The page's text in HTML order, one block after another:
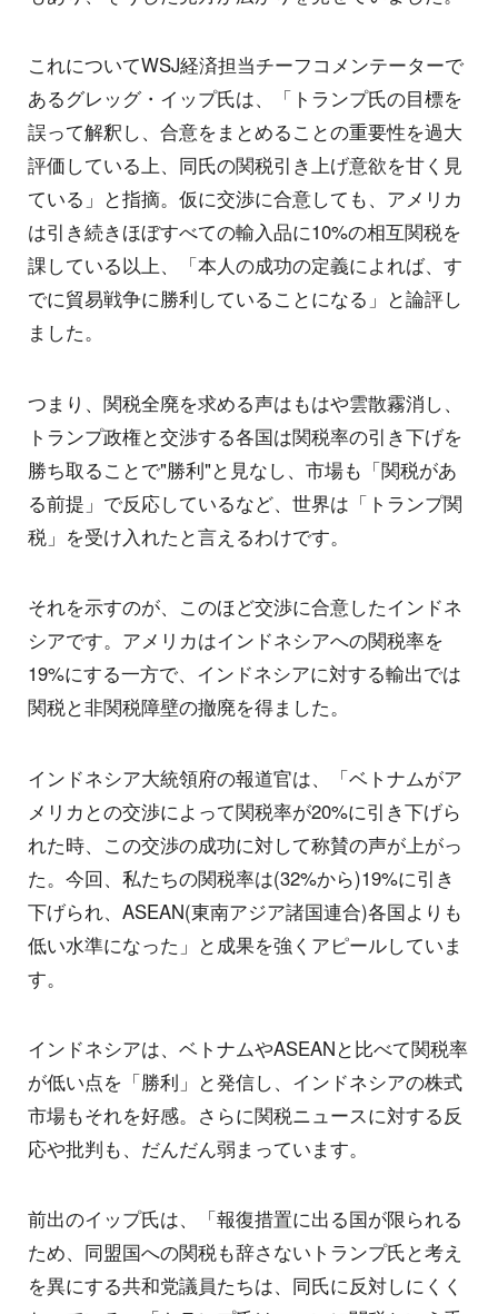
これについてWSJ経済担当チーフコメンテーターで
あるグレッグ・イップ氏は、「トランプ氏の目標を
誤って解釈し、合意をまとめることの重要性を過大
評価している上、同氏の関税引き上げ意欲を甘く見
ている」と指摘。仮に交渉に合意しても、アメリカ
は引き続きほぼすべての輸入品に10%の相互関税を
課している以上、「本人の成功の定義によれば、す
でに貿易戦争に勝利していることになる」と論評し
ました。
つまり、関税全廃を求める声はもはや雲散霧消し、
トランプ政権と交渉する各国は関税率の引き下げを
勝ち取ることで"勝利"と見なし、市場も「関税があ
る前提」で反応しているなど、世界は「トランプ関
税」を受け入れたと言えるわけです。
それを示すのが、このほど交渉に合意したインドネ
シアです。アメリカはインドネシアへの関税率を
19%にする一方で、インドネシアに対する輸出では
関税と非関税障壁の撤廃を得ました。
インドネシア大統領府の報道官は、「ベトナムがア
メリカとの交渉によって関税率が20%に引き下げら
れた時、この交渉の成功に対して称賛の声が上がっ
た。今回、私たちの関税率は(32%から)19%に引き
下げられ、ASEAN(東南アジア諸国連合)各国よりも
低い水準になった」と成果を強くアピールしていま
す。
インドネシアは、ベトナムやASEANと比べて関税率
が低い点を「勝利」と発信し、インドネシアの株式
市場もそれを好感。さらに関税ニュースに対する反
応や批判も、だんだん弱まっています。
前出のイップ氏は、「報復措置に出る国が限られる
ため、同盟国への関税も辞さないトランプ氏と考え
を異にする共和党議員たちは、同氏に反対しにくく